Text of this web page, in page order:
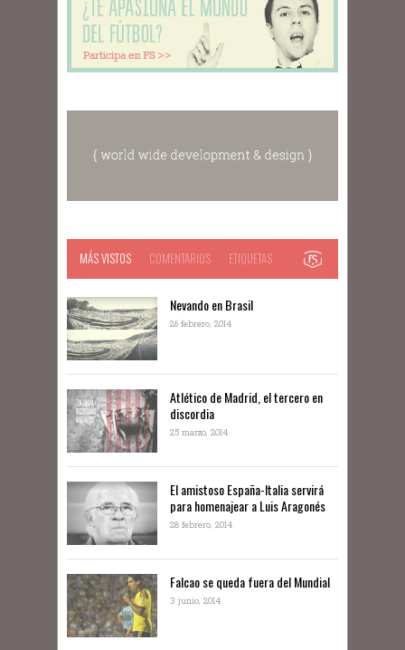
MÁS VISTOS COMENTARIOS ETIQUETAS
Nevando en Brasil
26 febrero, 2014
Atlético de Madrid, el tercero en
discordia
25 marzo, 2014
El amistoso España-Italia servirá
para homenajear a Luis Aragonés
28 febrero, 2014
Falcao se queda fuera del Mundial
3 junio, 2014